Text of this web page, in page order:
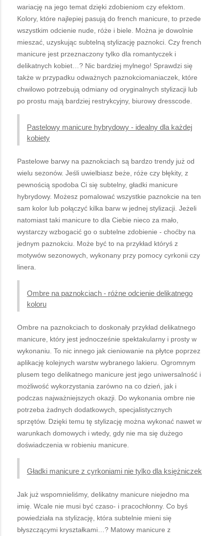
wariację na jego temat dzięki zdobieniom czy efektom.
Kolory, które najlepiej pasują do french manicure, to przede
wszystkim odcienie nude, róże i biele. Można je dowolnie
mieszać, uzyskując subtelną stylizację paznokci. Czy french
manicure jest przeznaczony tylko dla romantyczek i
delikatnych kobiet…? Nic bardziej mylnego! Sprawdzi się
także w przypadku odważnych paznokciomaniaczek, które
chwilowo potrzebują odmiany od oryginalnych stylizacji lub
po prostu mają bardziej restrykcyjny, biurowy dresscode.
Pastelowy manicure hybrydowy - idealny dla każdej
kobiety
Pastelowe barwy na paznokciach są bardzo trendy już od
wielu sezonów. Jeśli uwielbiasz beże, róże czy błękity, z
pewnością spodoba Ci się subtelny, gładki manicure
hybrydowy. Możesz pomalować wszystkie paznokcie na ten
sam kolor lub połączyć kilka barw w jednej stylizacji. Jeżeli
natomiast taki manicure to dla Ciebie nieco za mało,
wystarczy wzbogacić go o subtelne zdobienie - choćby na
jednym paznokciu. Może być to na przykład któryś z
motywów sezonowych, wykonany przy pomocy cyrkonii czy
linera.
Ombre na paznokciach - różne odcienie delikatnego
koloru
Ombre na paznokciach to doskonały przykład delikatnego
manicure, który jest jednocześnie spektakularny i prosty w
wykonaniu. To nic innego jak cieniowanie na płytce poprzez
aplikację kolejnych warstw wybranego lakieru. Ogromnym
plusem tego delikatnego manicure jest jego uniwersalność i
możliwość wykorzystania zarówno na co dzień, jak i
podczas najważniejszych okazji. Do wykonania ombre nie
potrzeba żadnych dodatkowych, specjalistycznych
sprzętów. Dzięki temu tę stylizację można wykonać nawet w
warunkach domowych i wtedy, gdy nie ma się dużego
doświadczenia w robieniu manicure.
Gładki manicure z cyrkoniami nie tylko dla księżniczek
Jak już wspomnieliśmy, delikatny manicure niejedno ma
imię. Wcale nie musi być czaso- i pracochłonny. Co byś
powiedziała na stylizację, która subtelnie mieni się
błyszczącymi kryształkami…? Matowy manicure z